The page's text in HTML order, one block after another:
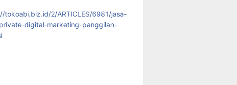
tokoabi.biz.id/2/ARTICLES/6981/jasa-
digital-marketing-panggilan-